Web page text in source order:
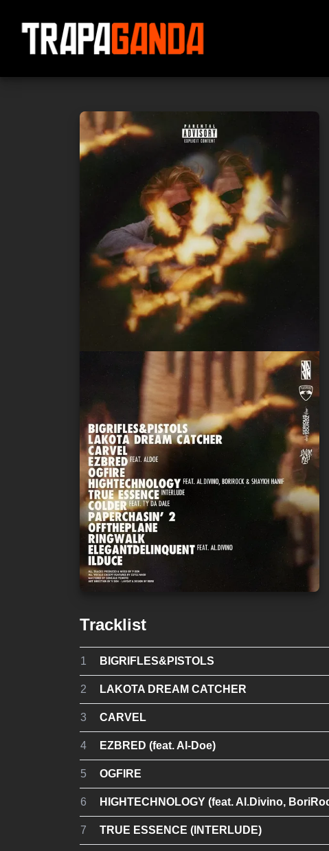
Tracklist
1 BIGRIFLES&PISTOLS
2 LAKOTA DREAM CATCHER
3 CARVEL
4 EZBRED (feat. Al-Doe)
5 OGFIRE
6 HIGHTECHNOLOGY (feat. Al.Divino,
7 TRUE ESSENCE (INTERLUDE)